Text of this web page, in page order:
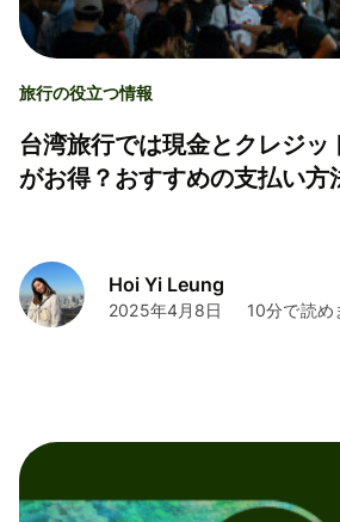
旅行の役立つ情報
台湾旅行では現金とクレジッ
がお得？おすすめの支払い方
Hoi Yi Leung
2025年4月8日 10分で読め